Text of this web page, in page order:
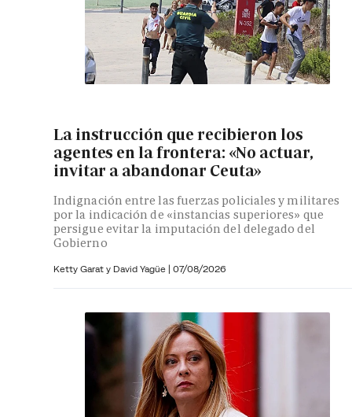
La instrucción que recibieron los
agentes en la frontera: «No actuar,
invitar a abandonar Ceuta»
Indignación entre las fuerzas policiales y militares
por la indicación de «instancias superiores» que
persigue evitar la imputación del delegado del
Gobierno
Ketty Garat y David Yagüe | 07/08/2026